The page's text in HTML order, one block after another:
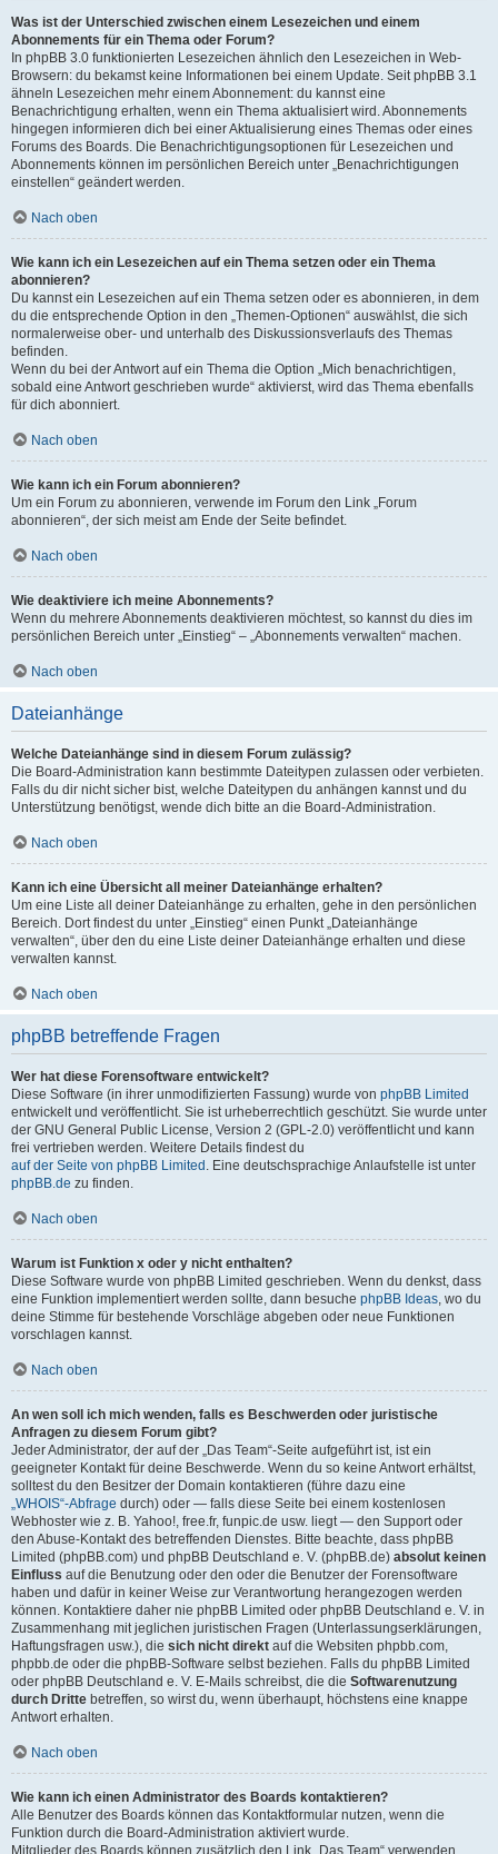
Was ist der Unterschied zwischen einem Lesezeichen und einem
Abonnements für ein Thema oder Forum?
In phpBB 3.0 funktionierten Lesezeichen ähnlich den Lesezeichen in Web-
Browsern: du bekamst keine Informationen bei einem Update. Seit phpBB 3.1
ähneln Lesezeichen mehr einem Abonnement: du kannst eine
Benachrichtigung erhalten, wenn ein Thema aktualisiert wird. Abonnements
hingegen informieren dich bei einer Aktualisierung eines Themas oder eines
Forums des Boards. Die Benachrichtigungsoptionen für Lesezeichen und
Abonnements können im persönlichen Bereich unter „Benachrichtigungen
einstellen“ geändert werden.
Nach oben
Wie kann ich ein Lesezeichen auf ein Thema setzen oder ein Thema
abonnieren?
Du kannst ein Lesezeichen auf ein Thema setzen oder es abonnieren, in dem
du die entsprechende Option in den „Themen-Optionen“ auswählst, die sich
normalerweise ober- und unterhalb des Diskussionsverlaufs des Themas
befinden.
Wenn du bei der Antwort auf ein Thema die Option „Mich benachrichtigen,
sobald eine Antwort geschrieben wurde“ aktivierst, wird das Thema ebenfalls
für dich abonniert.
Nach oben
Wie kann ich ein Forum abonnieren?
Um ein Forum zu abonnieren, verwende im Forum den Link „Forum
abonnieren“, der sich meist am Ende der Seite befindet.
Nach oben
Wie deaktiviere ich meine Abonnements?
Wenn du mehrere Abonnements deaktivieren möchtest, so kannst du dies im
persönlichen Bereich unter „Einstieg“ – „Abonnements verwalten“ machen.
Nach oben
Dateianhänge
Welche Dateianhänge sind in diesem Forum zulässig?
Die Board-Administration kann bestimmte Dateitypen zulassen oder verbieten.
Falls du dir nicht sicher bist, welche Dateitypen du anhängen kannst und du
Unterstützung benötigst, wende dich bitte an die Board-Administration.
Nach oben
Kann ich eine Übersicht all meiner Dateianhänge erhalten?
Um eine Liste all deiner Dateianhänge zu erhalten, gehe in den persönlichen
Bereich. Dort findest du unter „Einstieg“ einen Punkt „Dateianhänge
verwalten“, über den du eine Liste deiner Dateianhänge erhalten und diese
verwalten kannst.
Nach oben
phpBB betreffende Fragen
Wer hat diese Forensoftware entwickelt?
Diese Software (in ihrer unmodifizierten Fassung) wurde von phpBB Limited
entwickelt und veröffentlicht. Sie ist urheberrechtlich geschützt. Sie wurde unter
der GNU General Public License, Version 2 (GPL-2.0) veröffentlicht und kann
frei vertrieben werden. Weitere Details findest du
auf der Seite von phpBB Limited . Eine deutschsprachige Anlaufstelle ist unter
phpBB.de zu finden.
Nach oben
Warum ist Funktion x oder y nicht enthalten?
Diese Software wurde von phpBB Limited geschrieben. Wenn du denkst, dass
eine Funktion implementiert werden sollte, dann besuche phpBB Ideas, wo du
deine Stimme für bestehende Vorschläge abgeben oder neue Funktionen
vorschlagen kannst.
Nach oben
An wen soll ich mich wenden, falls es Beschwerden oder juristische
Anfragen zu diesem Forum gibt?
Jeder Administrator, der auf der „Das Team“-Seite aufgeführt ist, ist ein
geeigneter Kontakt für deine Beschwerde. Wenn du so keine Antwort erhältst,
solltest du den Besitzer der Domain kontaktieren (führe dazu eine
„WHOIS“-Abfrage durch) oder — falls diese Seite bei einem kostenlosen
Webhoster wie z. B. Yahoo!, free.fr, funpic.de usw. liegt — den Support oder
den Abuse-Kontakt des betreffenden Dienstes. Bitte beachte, dass phpBB
Limited (phpBB.com) und phpBB Deutschland e. V. (phpBB.de) absolut keinen
Einfluss auf die Benutzung oder den oder die Benutzer der Forensoftware
haben und dafür in keiner Weise zur Verantwortung herangezogen werden
können. Kontaktiere daher nie phpBB Limited oder phpBB Deutschland e. V. in
Zusammenhang mit jeglichen juristischen Fragen (Unterlassungserklärungen,
Haftungsfragen usw.), die sich nicht direkt auf die Websiten phpbb.com,
phpbb.de oder die phpBB-Software selbst beziehen. Falls du phpBB Limited
oder phpBB Deutschland e. V. E-Mails schreibst, die die Softwarenutzung
durch Dritte betreffen, so wirst du, wenn überhaupt, höchstens eine knappe
Antwort erhalten.
Nach oben
Wie kann ich einen Administrator des Boards kontaktieren?
Alle Benutzer des Boards können das Kontaktformular nutzen, wenn die
Funktion durch die Board-Administration aktiviert wurde.
Mitglieder des Boards können zusätzlich den Link „Das Team“ verwenden.